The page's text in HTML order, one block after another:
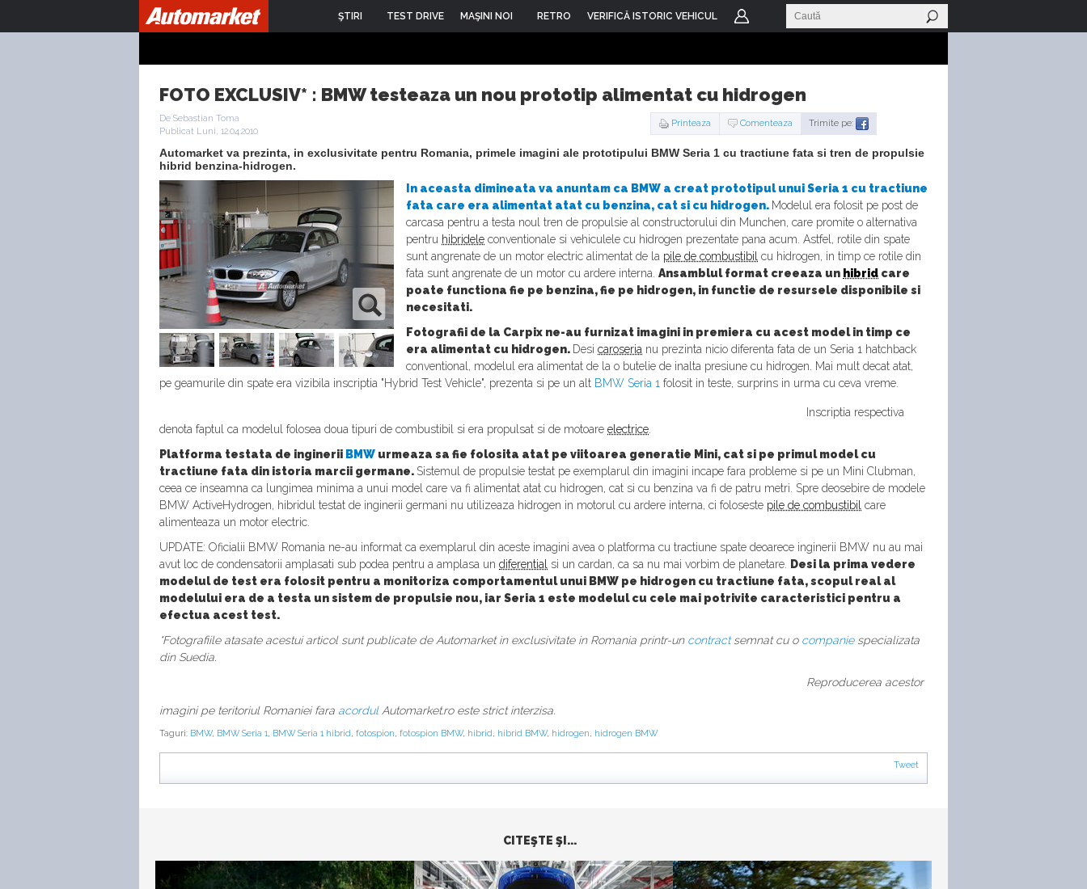
ŞTIRI TEST DRIVE MAŞINI NOI RETRO VERIFICĂ ISTORIC VEHICUL
FOTO EXCLUSIV* : BMW testeaza un nou prototip alimentat cu hidrogen
De Sebastian Toma
Publicat Luni, 12.04.2010
Printeaza Comenteaza Trimite pe:
Automarket va prezinta, in exclusivitate pentru Romania, primele imagini ale prototipului BMW Seria 1 cu tractiune fata si tren de propulsie
hibrid benzina-hidrogen.
In aceasta dimineata va anuntam ca BMW a creat prototipul unui Seria 1 cu tractiune
fata care era alimentat atat cu benzina, cat si cu hidrogen. Modelul era folosit pe post de
carcasa pentru a testa noul tren de propulsie al constructorului din Munchen, care promite o alternativa
pentru hibridele conventionale si vehiculele cu hidrogen prezentate pana acum. Astfel, rotile din spate
sunt angrenate de un motor electric alimentat de la pile de combustibil cu hidrogen, in timp ce rotile din
fata sunt angrenate de un motor cu ardere interna. Ansamblul format creeaza un hibrid care
poate functiona fie pe benzina, fie pe hidrogen, in functie de resursele disponibile si
necesitati.
Fotografii de la Carpix ne-au furnizat imagini in premiera cu acest model in timp ce
era alimentat cu hidrogen. Desi caroseria nu prezinta nicio diferenta fata de un Seria 1 hatchback
conventional, modelul era alimentat de la o butelie de inalta presiune cu hidrogen. Mai mult decat atat,
pe geamurile din spate era vizibila inscriptia "Hybrid Test Vehicle", prezenta si pe un alt BMW Seria 1 folosit in teste, surprins in urma cu ceva vreme.
Inscriptia respectiva
denota faptul ca modelul folosea doua tipuri de combustibil si era propulsat si de motoare electrice
Platforma testata de inginerii BMW urmeaza sa fie folosita atat pe viitoarea generatie Mini, cat si pe primul model cu
tractiune fata din istoria marcii germane. Sistemul de propulsie testat pe exemplarul din imagini incape fara probleme si pe un Mini Clubman,
ceea ce inseamna ca lungimea minima a unui model care va fi alimentat atat cu hidrogen, cat si cu benzina va fi de patru metri. Spre deosebire de modele
BMW ActiveHydrogen, hibridul testat de inginerii germani nu utilizeaza hidrogen in motorul cu ardere interna, ci foloseste pile de combustibil care
alimenteaza un motor electric.
UPDATE: Oficialii BMW Romania ne-au informat ca exemplarul din aceste imagini avea o platforma cu tractiune spate deoarece inginerii BMW nu au mai
avut loc de condensatorii amplasati sub podea pentru a amplasa un diferential si un cardan, ca sa nu mai vorbim de planetare.
Desi la prima vedere
modelul de test era folosit pentru a monitoriza comportamentul unui BMW pe hidrogen cu tractiune fata, scopul real al
modelului era de a testa un sistem de propulsie nou, iar Seria 1 este modelul cu cele mai potrivite caracteristici pentru a
efectua acest test.
*Fotografiile atasate acestui articol sunt publicate de Automarket in exclusivitate in Romania printr-un contractsemnat cu o companie specializata
din Suedia.
Reproducerea acestor
imagini pe teritoriul Romaniei fara acordul Automarket.ro este strict interzisa.
Taguri: BMW, BMW Seria 1, BMW Seria 1 hibrid, fotospion, fotospion BMW, hibrid, hibrid BMW, hidrogen, hidrogen BMW
Tweet
CITEŞTE ŞI...